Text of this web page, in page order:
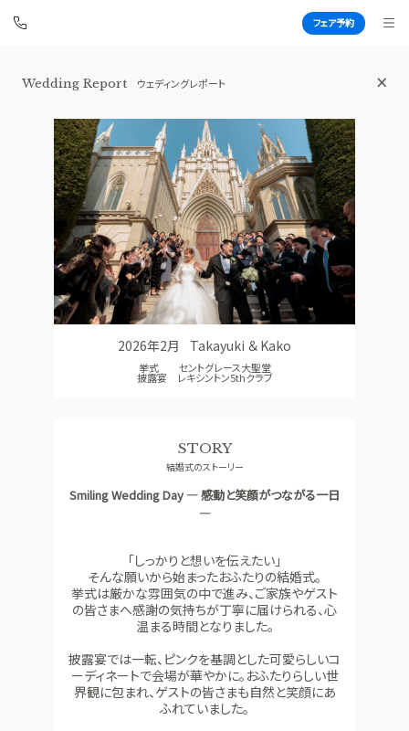
フェア予約
青山セントグレース大聖堂
TOP
トップ
BRIDAL FAIR
ブライダルフェア
FAIR CAMPAIGN
フェアキャンペーンのご案内
WEDDING REPORT
体験者レポート
PHOTO GALLERY
フォトギャラリー
PLAN
プラン
CEREMONY PARTY
披露宴会場
SMALL WEDDING ACCESS
QA
お手伝い
Wedding Report ウェディングレポート
2026年2月 Takayuki ＆ Kako
挙式 セントグレース大聖堂
披露宴 レキシントン5thクラブ
STORY
結婚式のストーリー
Smiling Wedding Day ― 感動と笑顔がつながる一日
―
「しっかりと想いを伝えたい」
そんな願いから始まったおふたりの結婚式。
挙式は厳かな雰囲気の中で進み、ご家族やゲスト
の皆さまへ感謝の気持ちが丁寧に届けられる、心
温まる時間となりました。
披露宴では一転、ピンクを基調とした可愛らしいコ
ーディネートで会場が華やかに。おふたりらしい世
界観に包まれ、ゲストの皆さまも自然と笑顔にあ
ふれていました。